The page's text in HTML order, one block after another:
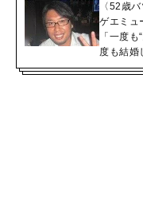
〈52歳
ゲエミュ
「一度
度も結婚